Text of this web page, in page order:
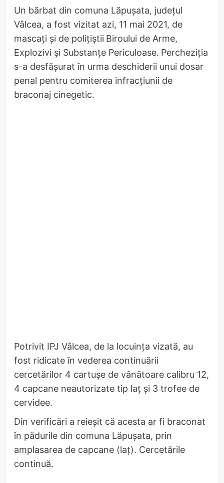
Un bărbat din comuna Lăpușata, județul
Vâlcea, a fost vizitat azi, 11 mai 2021, de
mascați și de polițiștii Biroului de Arme,
Explozivi și Substanțe Periculoase. Percheziția
s-a desfășurat în urma deschiderii unui dosar
penal pentru comiterea infracțiunii de
braconaj cinegetic.
Potrivit IPJ Vâlcea, de la locuința vizată, au
fost ridicate în vederea continuării
cercetărilor 4 cartușe de vânătoare calibru 12,
4 capcane neautorizate tip laț și 3 trofee de
cervidee.
Din verificări a reieșit că acesta ar fi braconat
în pădurile din comuna Lăpușata, prin
amplasarea de capcane (laț). Cercetările
continuă.